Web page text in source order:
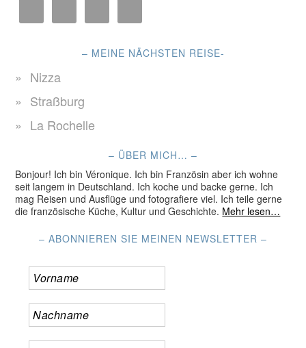
– MEINE NÄCHSTEN REISE-
Nizza
Straßburg
La Rochelle
– ÜBER MICH… –
Bonjour! Ich bin Véronique. Ich bin Französin aber ich wohne
seit langem in Deutschland. Ich koche und backe gerne. Ich
mag Reisen und Ausflüge und fotografiere viel. Ich teile gerne
die französische Küche, Kultur und Geschichte. Mehr lesen…
– ABONNIEREN SIE MEINEN NEWSLETTER –